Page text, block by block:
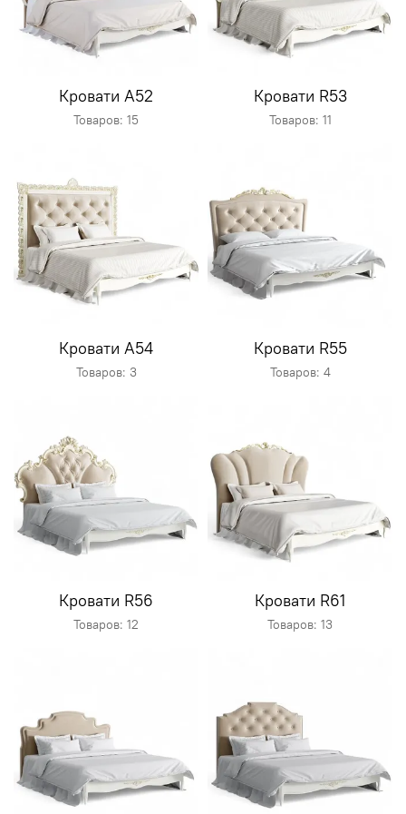
Кровати A52
Товаров: 15
Кровати R53
Товаров: 11
Кровати A54
Товаров: 3
Кровати R55
Товаров: 4
Кровати R56
Товаров: 12
Кровати R61
Товаров: 13